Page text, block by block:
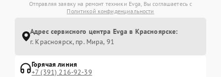
Отправляя заявку на ремонт техники Evga, Вы соглашаетесь с
Политикой конфиденциальности
Адрес сервисного центра Evga в Красноярске:
г. Красноярск, ​пр. Мира, 91
Горячая линия
+7 (391) 216-92-39